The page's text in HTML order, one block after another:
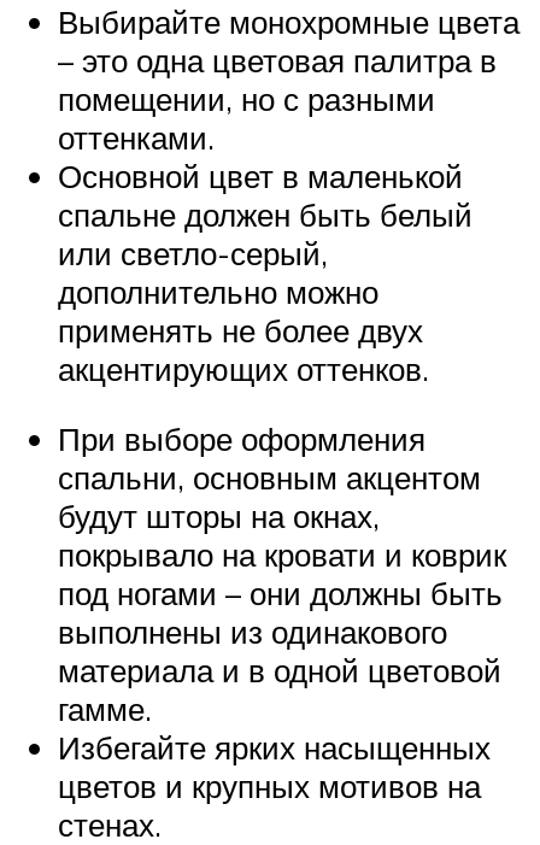
Выбирайте монохромные цвета
– это одна цветовая палитра в
помещении, но с разными
оттенками.
Основной цвет в маленькой
спальне должен быть белый
или светло-серый,
дополнительно можно
применять не более двух
акцентирующих оттенков.
При выборе оформления
спальни, основным акцентом
будут шторы на окнах,
покрывало на кровати и коврик
под ногами – они должны быть
выполнены из одинакового
материала и в одной цветовой
гамме.
Избегайте ярких насыщенных
цветов и крупных мотивов на
стенах.